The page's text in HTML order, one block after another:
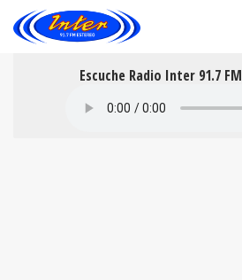
Escuche Radio Inter 91.7 FM